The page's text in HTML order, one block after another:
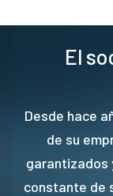
El
Desde hace
de su
garantizados
constante de